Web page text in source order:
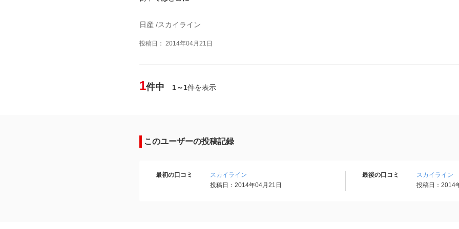
日産 /スカイライン
投稿日： 2014年04月21日
1件中 1～1件を表示
このユーザーの投稿記録
最初の口コミ
スカイライン
投稿日：2014年04月21日
最後の口コミ
スカイライン
投稿日：2014